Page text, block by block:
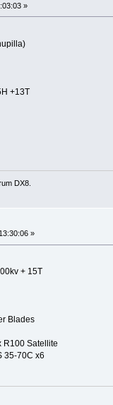
»
+13T
DX8.
»
+ 15T
Blades
R100 Satellite
35-70C x6